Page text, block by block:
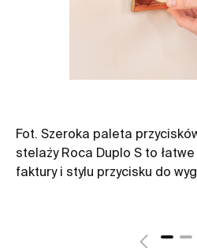
Fot. Szeroka paleta
stelaży Roca Duplo S to
faktury i stylu przycisku do